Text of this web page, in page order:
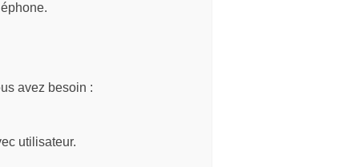
avez besoin :
utilisateur.